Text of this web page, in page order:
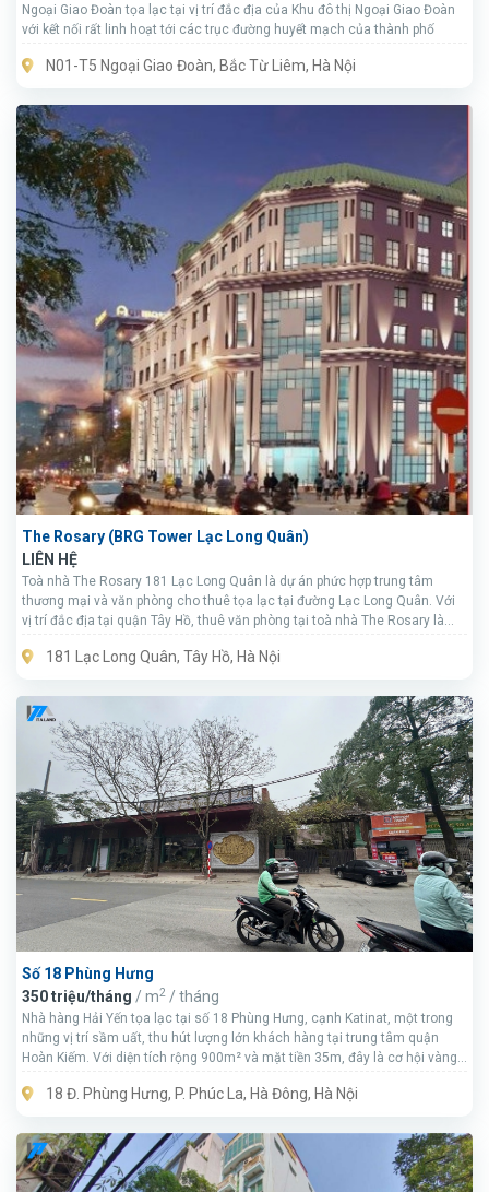
Ngoại Giao Đoàn tọa lạc tại vị trí đắc địa của Khu đô thị Ngoại Giao Đoàn
với kết nối rất linh hoạt tới các trục đường huyết mạch của thành phố
N01-T5 Ngoại Giao Đoàn, Bắc Từ Liêm, Hà Nội
The Rosary (BRG Tower Lạc Long Quân)
LIÊN HỆ
Toà nhà The Rosary 181 Lạc Long Quân là dự án phức hợp trung tâm
thương mại và văn phòng cho thuê tọa lạc tại đường Lạc Long Quân. Với
vị trí đắc địa tại quận Tây Hồ, thuê văn phòng tại toà nhà The Rosary là
181 Lạc Long Quân, Tây Hồ, Hà Nội
Số 18 Phùng Hưng
350 triệu/tháng / m2 / tháng
Nhà hàng Hải Yến tọa lạc tại số 18 Phùng Hưng, cạnh Katinat, một trong
những vị trí sầm uất, thu hút lượng lớn khách hàng tại trung tâm quận
Hoàn Kiếm. Với diện tích rộng 900m² và mặt tiền 35m, đây là cơ hội vàng
tâm sự kiện muốn sở hữu mặt bằng đẹp, nổi bật và dễ nhận diện thương
18 Đ. Phùng Hưng, P. Phúc La, Hà Đông, Hà Nội